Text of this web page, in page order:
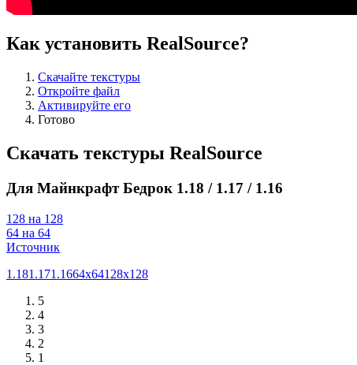
Как установить RealSource?
Скачайте текстуры
Откройте файл
Активируйте его
Готово
Скачать текстуры RealSource
Для Майнкрафт Бедрок 1.18 / 1.17 / 1.16
128 на 128
64 на 64
Источник
1.181.171.1664x64128x128
5
4
3
2
1